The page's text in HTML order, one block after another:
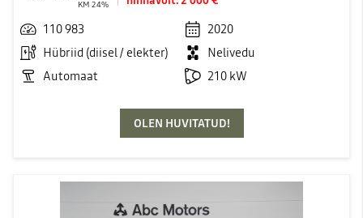
KM 24%
110 983
2020
Hübriid (diisel / elekter)
Nelivedu
Automaat
210 kW
OLEN HUVITATUD!